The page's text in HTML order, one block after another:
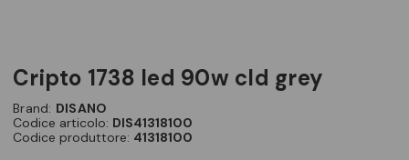
cripto 1738 led 90w cld grey
Brand: DISANO
Codice articolo: DIS41318100
Codice produttore: 41318100